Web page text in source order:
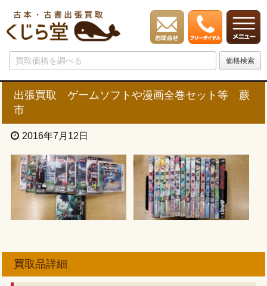
出張買取 ゲームソフトや漫画全巻セット等 蕨
市
2016年7月12日
買取品詳細